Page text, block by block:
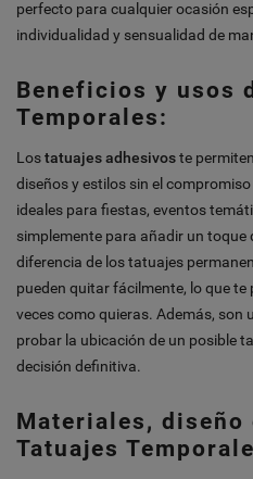
perfecto para cualquier ocasión
individualidad y sensualidad de
Beneficios y usos
Temporales:
Lostatuajes adhesivoste
diseños y estilos sin el
ideales para fiestas, eventos
simplemente para añadir un toque
diferencia de los tatuajes
pueden quitar fácilmente, lo que
veces como quieras. Además, son
probar la ubicación de un posible
decisión definitiva.
Materiales, diseño
Tatuajes